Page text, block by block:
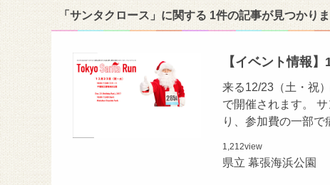
「サンタクロース」に関する 1件の記事が見つかり
【イベント情報
来る12/23（土・祝
で開催されます。
り、参加費の一部
1,212view
県立 幕張海浜公園